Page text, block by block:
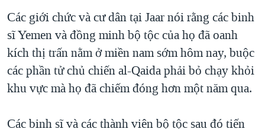
NGƯ DÂN VIỆT VÀ LÀN SÓNG TRỘM HẢI SÂM
BÊN KIA QUỐC LỘ: TIẾNG VỌNG TỪ NÔNG THÔN MỸ
QUAN HỆ VIỆT MỸ
Các giới chức và cư dân tại Jaar nói rằng các binh
sĩ Yemen và đồng minh bộ tộc của họ đã oanh
kích thị trấn nằm ở miền nam sớm hôm nay, buộc
các phần tử chủ chiến al-Qaida phải bỏ chạy khỏi
khu vực mà họ đã chiếm đóng hơn một năm qua.
Các binh sĩ và các thành viên bộ tộc sau đó tiến